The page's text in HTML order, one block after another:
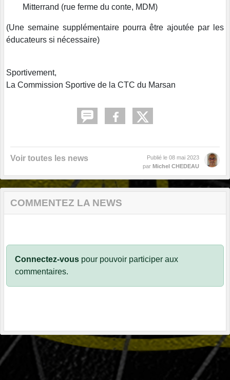
Mitterrand (rue ferme du conte, MDM)
(Une semaine supplémentaire pourra être ajoutée par les
éducateurs si nécessaire)
Sportivement,
La Commission Sportive de la CTC du Marsan
Voir toutes les news Publié le 08 mai 2023
par Michel CHEDEAU
COMMENTEZ LA NEWS
Connectez-vous pour pouvoir participer aux
commentaires.